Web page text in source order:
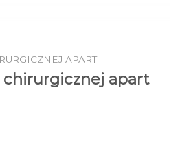
APART
chirurgicznej apart